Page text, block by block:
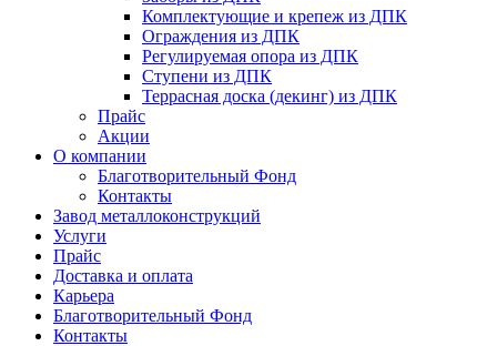
Комплектующие и крепеж из ДПК
Ограждения из ДПК
Регулируемая опора из ДПК
Ступени из ДПК
Террасная доска (декинг) из ДПК
Прайс
Акции
О компании
Благотворительный Фонд
Контакты
Завод металлоконструкций
Услуги
Прайс
Доставка и оплата
Карьера
Благотворительный Фонд
Контакты